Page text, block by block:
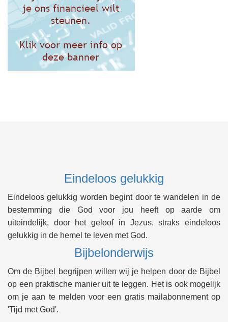
Eindeloos gelukkig
Eindeloos gelukkig worden begint door te wandelen in de
bestemming die God voor jou heeft op aarde om
uiteindelijk, door het geloof in Jezus, straks eindeloos
gelukkig in de hemel te leven met God.
Bijbelonderwijs
Om de Bijbel begrijpen willen wij je helpen door de Bijbel
op een praktische manier uit te leggen. Het is ook mogelijk
om je aan te melden voor een gratis mailabonnement op
'Tijd met God'.